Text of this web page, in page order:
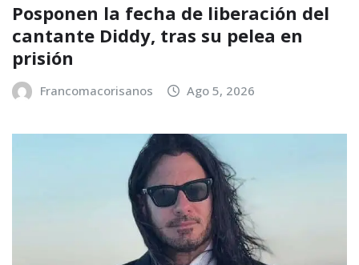
Posponen la fecha de liberación del
cantante Diddy, tras su pelea en
prisión
Francomacorisanos Ago 5, 2026